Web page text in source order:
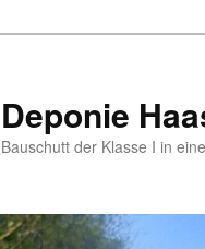
Deponie
Bauschutt der Klasse I in